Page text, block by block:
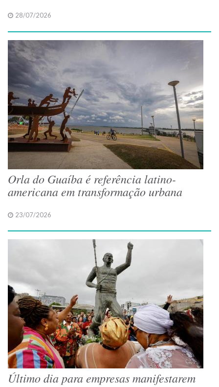
28/07/2026
Orla do Guaíba é referência latino-
americana em transformação urbana
23/07/2026
Último dia para empresas manifestarem